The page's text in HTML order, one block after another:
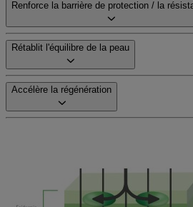
Renforce la barrière de protection / la
Rétablit l'équilibre de la peau
Accélère la régénération